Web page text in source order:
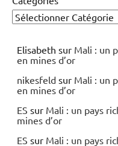
Elisabeth sur Mali : un
en mines d’or
nikesfeld sur Mali : un
en mines d’or
ES sur Mali : un pays
mines d’or
ES sur Mali : un pays